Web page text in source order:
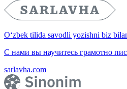
O‘zbek tilida savodli yozishni biz
С нами вы научитесь грамотно
sarlavha.com